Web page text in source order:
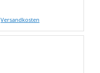
Versandkosten